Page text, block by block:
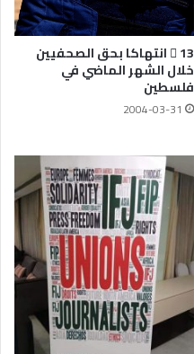
 13 انتهاكا بحق الصحفيين
خلال الشهر الماضي في
فلسطين
2004-03-31